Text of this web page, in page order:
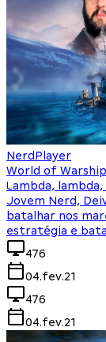
NerdPlayer
World of
Lambda,
Jovem Nerd,
batalhar nos
estratégia e
476
04.fev.21
476
04.fev.21